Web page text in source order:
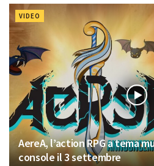
VIDEO
AereA, l’action RPG a tema
console il 3 settembre